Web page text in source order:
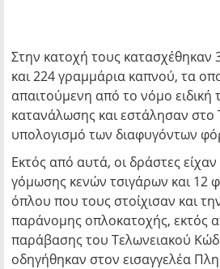
Στην κατοχή τους κατασχέθηκαν
και 224 γραμμάρια καπνού, τα
απαιτούμενη από το νόμο ειδική
κατανάλωσης και εστάλησαν στο
υπολογισμό των διαφυγόντων
Εκτός από αυτά, οι δράστες
γόμωσης κενών τσιγάρων και 12
όπλου που τους στοίχισαν και
παράνομης οπλοκατοχής, εκτός
παράβασης του Τελωνειακού
οδηγήθηκαν στον εισαγγελέα